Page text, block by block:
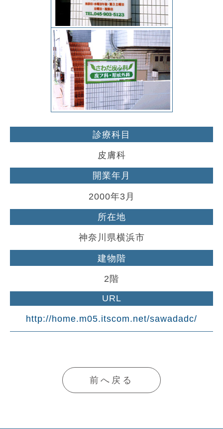
診療科目
皮膚科
開業年月
2000年3月
所在地
神奈川県横浜市
建物階
2階
URL
http://home.m05.itscom.net/sawadadc/
前へ戻る